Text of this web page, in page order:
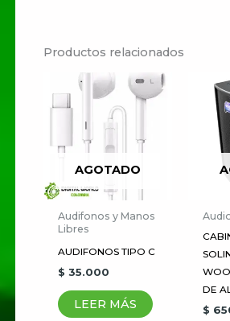
Sé el primero en
“Audífonos Trust
Touch”
Tu dirección de correo
electrónico no será
Los campos
marcados con
Tu
puntuación
Tu valoración
Productos relacionados
AGOTADO
Audifonos y Manos
Libres
AUDIFONOS TIPO C
$ 35.000
LEER MÁS
DE
$